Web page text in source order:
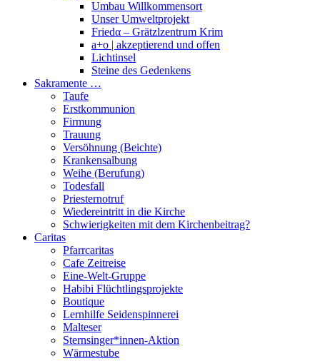
Umbau Willkommensort
Unser Umweltprojekt
Friedα – Grätzlzentrum Krim
a+o | akzeptierend und offen
Lichtinsel
Steine des Gedenkens
Sakramente …
Taufe
Erstkommunion
Firmung
Trauung
Versöhnung (Beichte)
Krankensalbung
Weihe (Berufung)
Todesfall
Priesternotruf
Wiedereintritt in die Kirche
Schwierigkeiten mit dem Kirchenbeitrag?
Caritas
Pfarrcaritas
Cafe Zeitreise
Eine-Welt-Gruppe
Habibi Flüchtlingsprojekte
Boutique
Lernhilfe Seidenspinnerei
Malteser
Sternsinger*innen-Aktion
Wärmestube